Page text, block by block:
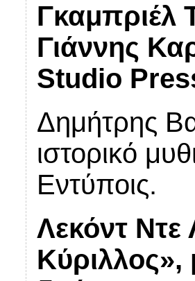
Γκαμπριέλ
Γιάννης
Studio
Δημήτρης
ιστορικό
Εντύποις.
Λεκόντ Ντε
Κύριλλος»,